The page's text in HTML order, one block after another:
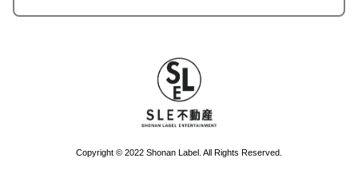
Copyright © 2022 Shonan Label. All Rights Reserved.